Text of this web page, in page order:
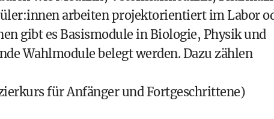
arbeiten projektorientiert im Labor
gibt es Basismodule in Biologie, Physik und
Wahlmodule belegt werden. Dazu zählen
für Anfänger und Fortgeschrittene)